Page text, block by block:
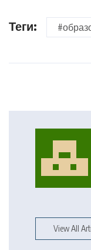
Теги:
View All